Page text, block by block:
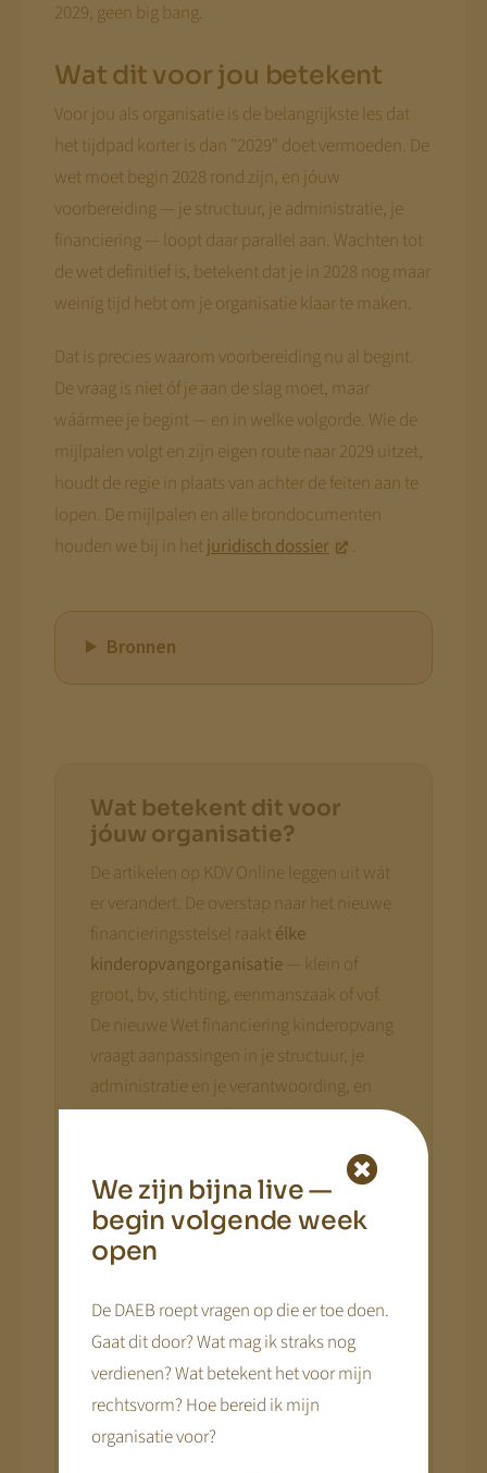
2029, geen big bang.
Wat dit voor jou betekent
Voor jou als organisatie is de belangrijkste les dat
het tijdpad korter is dan "2029" doet vermoeden. De
wet moet begin 2028 rond zijn, en jóuw
voorbereiding — je structuur, je administratie, je
financiering — loopt daar parallel aan. Wachten tot
de wet definitief is, betekent dat je in 2028 nog maar
weinig tijd hebt om je organisatie klaar te maken.
Dat is precies waarom voorbereiding nu al begint.
De vraag is niet óf je aan de slag moet, maar
wáármee je begint — en in welke volgorde. Wie de
mijlpalen volgt en zijn eigen route naar 2029 uitzet,
houdt de regie in plaats van achter de feiten aan te
lopen. De mijlpalen en alle brondocumenten
houden we bij in hetjuridisch dossier .
Bronnen
Wat betekent dit voor
jóuw organisatie?
De artikelen op KDV Online leggen uit wát
er verandert. De overstap naar het nieuwe
financieringsstelsel raakt élke
kinderopvangorganisatie— klein of
groot, bv, stichting, eenmanszaak of vof.
De nieuwe Wet financiering kinderopvang
vraagt aanpassingen in je structuur, je
administratie en je verantwoording, en
die voorbereiding begint niet in 2029,
De DAEB heeftbedrijfseconomische
gevolgen— voor je rendement, je
tarieven, je vermogensopbouw en de
structuur inricht. Dat zijn geen zaken die
je op het laatste moment regelt. Wie te
laat begint, kan straks niet meer bijsturen;
wie nu voorbereidt, staat klaar voor de
toekomst.
We zijn bijna live —
begin volgende week
open
De DAEB roept vragen op die er toe doen.
Gaat dit door? Wat mag ik straks nog
verdienen? Wat betekent het voor mijn
rechtsvorm? Hoe bereid ik mijn
organisatie voor?